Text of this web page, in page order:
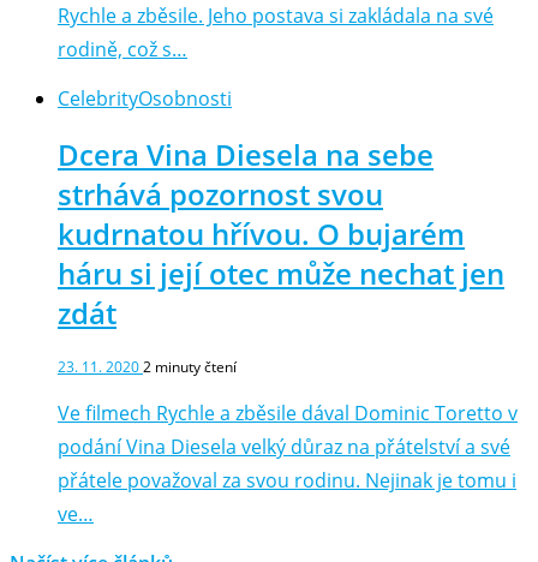
Rychle a zběsile. Jeho postava si zakládala na své
rodině, což s…
CelebrityOsobnosti
Dcera Vina Diesela na sebe
strhává pozornost svou
kudrnatou hřívou. O bujarém
háru si její otec může nechat jen
zdát
23. 11. 20202 minuty čtení
Ve filmech Rychle a zběsile dával Dominic Toretto v
podání Vina Diesela velký důraz na přátelství a své
přátele považoval za svou rodinu. Nejinak je tomu i
ve…